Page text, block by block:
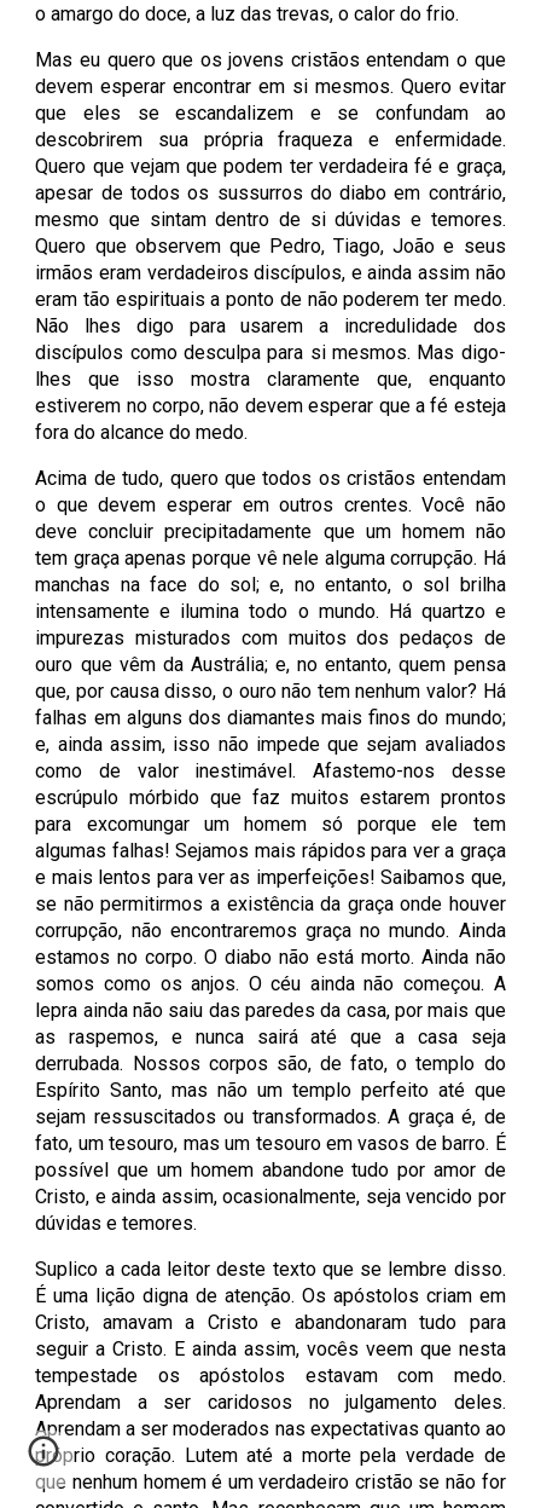
o amargo do doce, a luz das trevas, o calor do frio.
Mas eu quero que os jovens cristãos entendam o que
devem esperar encontrar em si mesmos. Quero evitar
que eles se escandalizem e se confundam ao
descobrirem sua própria fraqueza e enfermidade.
Quero que vejam que podem ter verdadeira fé e graça,
apesar de todos os sussurros do diabo em contrário,
mesmo que sintam dentro de si dúvidas e temores.
Quero que observem que Pedro, Tiago, João e seus
irmãos eram verdadeiros discípulos, e ainda assim não
eram tão espirituais a ponto de não poderem ter medo.
Não lhes digo para usarem a incredulidade dos
discípulos como desculpa para si mesmos. Mas digo-
lhes que isso mostra claramente que, enquanto
estiverem no corpo, não devem esperar que a fé esteja
fora do alcance do medo.
Acima de tudo, quero que todos os cristãos entendam
o que devem esperar em outros crentes. Você não
deve concluir precipitadamente que um homem não
tem graça apenas porque vê nele alguma corrupção. Há
manchas na face do sol; e, no entanto, o sol brilha
intensamente e ilumina todo o mundo. Há quartzo e
impurezas misturados com muitos dos pedaços de
ouro que vêm da Austrália; e, no entanto, quem pensa
que, por causa disso, o ouro não tem nenhum valor? Há
falhas em alguns dos diamantes mais finos do mundo;
e, ainda assim, isso não impede que sejam avaliados
como de valor inestimável. Afastemo-nos desse
escrúpulo mórbido que faz muitos estarem prontos
para excomungar um homem só porque ele tem
algumas falhas! Sejamos mais rápidos para ver a graça
e mais lentos para ver as imperfeições! Saibamos que,
se não permitirmos a existência da graça onde houver
corrupção, não encontraremos graça no mundo. Ainda
estamos no corpo. O diabo não está morto. Ainda não
somos como os anjos. O céu ainda não começou. A
lepra ainda não saiu das paredes da casa, por mais que
as raspemos, e nunca sairá até que a casa seja
derrubada. Nossos corpos são, de fato, o templo do
Espírito Santo, mas não um templo perfeito até que
sejam ressuscitados ou transformados. A graça é, de
fato, um tesouro, mas um tesouro em vasos de barro. É
possível que um homem abandone tudo por amor de
Cristo, e ainda assim, ocasionalmente, seja vencido por
dúvidas e temores.
Suplico a cada leitor deste texto que se lembre disso.
É uma lição digna de atenção. Os apóstolos criam em
Cristo, amavam a Cristo e abandonaram tudo para
seguir a Cristo. E ainda assim, vocês veem que nesta
tempestade os apóstolos estavam com medo.
Aprendam a ser caridosos no julgamento deles.
Aprendam a ser moderados nas expectativas quanto ao
próprio coração. Lutem até a morte pela verdade de
que nenhum homem é um verdadeiro cristão se não for